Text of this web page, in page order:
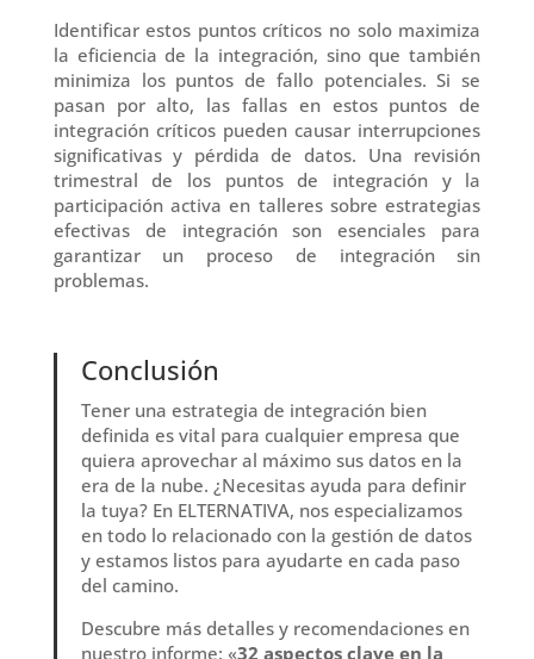
Identificar estos puntos críticos no solo maximiza
la eficiencia de la integración, sino que también
minimiza los puntos de fallo potenciales. Si se
pasan por alto, las fallas en estos puntos de
integración críticos pueden causar interrupciones
significativas y pérdida de datos. Una revisión
trimestral de los puntos de integración y la
participación activa en talleres sobre estrategias
efectivas de integración son esenciales para
garantizar un proceso de integración sin
problemas.
Conclusión
Tener una estrategia de integración bien
definida es vital para cualquier empresa que
quiera aprovechar al máximo sus datos en la
era de la nube. ¿Necesitas ayuda para definir
la tuya? En ELTERNATIVA, nos especializamos
en todo lo relacionado con la gestión de datos
y estamos listos para ayudarte en cada paso
del camino.
Descubre más detalles y recomendaciones en
nuestro informe: «32 aspectos clave en la